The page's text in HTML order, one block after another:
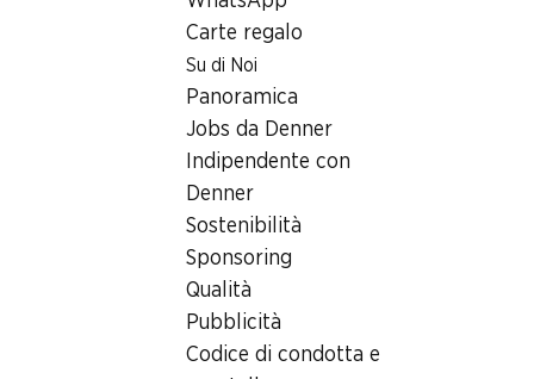
Carte regalo
Su di Noi
Panoramica
Jobs da Denner
Indipendente con
Denner
Sostenibilità
Sponsoring
Qualità
Pubblicità
Codice di condotta e
10 pezzi, 500 g